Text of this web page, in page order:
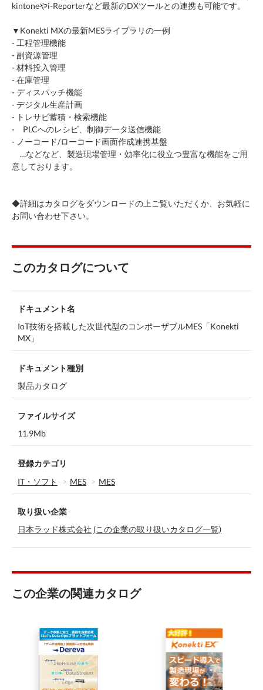
kintoneやi-Reporterなど最新のDXツールとの連携も可能です。
▼Konekti MXの最新MESライブラリの一例
- 工程管理機能
- 副資源管理
- 材料投入管理
- 在庫管理
- ディスパッチ機能
- デジタル生産計画
- トレサビ蓄積・検索機能
- PLCへのレシピ、制御データ送信機能
- ノーコード/ローコード画面作成連携基盤
…などなど、製造現場管理・効率化に役立つ豊富な機能をご用
意しております。
◆詳細はカタログをダウンロードの上ご覧いただくか、お気軽に
お問い合わせ下さい。
このカタログについて
ドキュメント名
IoT技術を搭載した次世代型のコンポーザブルMES「Konekti
MX」
ドキュメント種別
製品カタログ
ファイルサイズ
11.9Mb
登録カテゴリ
IT・ソフト
MES MES
取り扱い企業
日本ラッド株式会社 (この企業の取り扱いカタログ一覧)
この企業の関連カタログ